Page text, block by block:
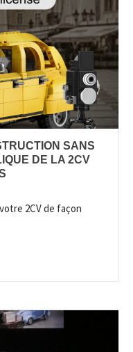
SANS
DE LA 2CV
2CV de façon